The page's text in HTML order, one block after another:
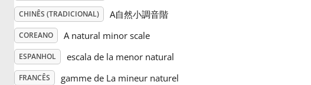
CHINÊS (TRADICIONAL) A自然小調音階
COREANO A natural minor scale
ESPANHOL escala de la menor natural
FRANCÊS gamme de La mineur naturel